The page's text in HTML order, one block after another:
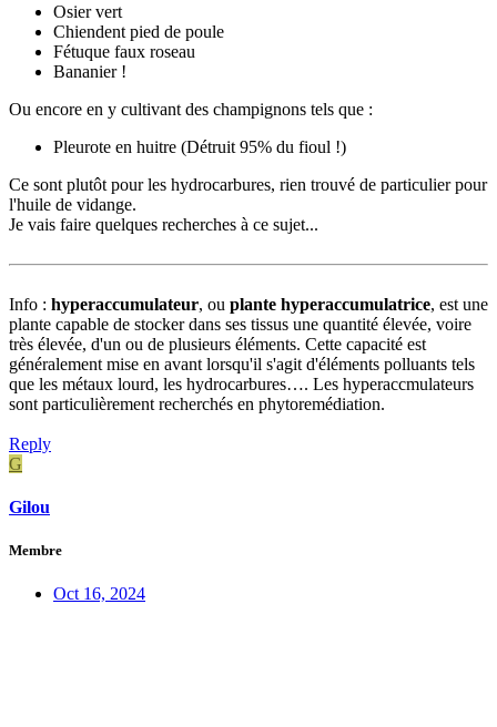
Osier vert
Chiendent pied de poule
Fétuque faux roseau
Bananier !
Ou encore en y cultivant des champignons tels que :
Pleurote en huitre (Détruit 95% du fioul !)
Ce sont plutôt pour les hydrocarbures, rien trouvé de particulier pour
l'huile de vidange.
Je vais faire quelques recherches à ce sujet...
Info : hyperaccumulateur, ou plante hyperaccumulatrice, est une
plante capable de stocker dans ses tissus une quantité élevée, voire
très élevée, d'un ou de plusieurs éléments. Cette capacité est
généralement mise en avant lorsqu'il s'agit d'éléments polluants tels
que les métaux lourd, les hydrocarbures…. Les hyperaccmulateurs
sont particulièrement recherchés en phytoremédiation.
Reply
G
Gilou
Membre
Oct 16, 2024